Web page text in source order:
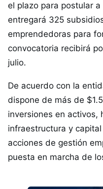
el plazo para postular
entregará 325
emprendedoras para
convocatoria recibirá
julio.
De acuerdo con la
dispone de más de
inversiones en activos,
infraestructura y
acciones de gestión
puesta en marcha de